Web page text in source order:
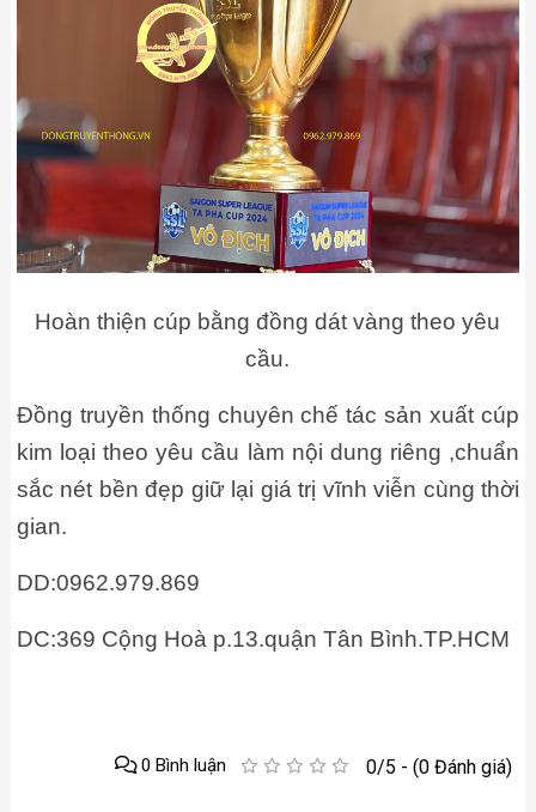
Hoàn thiện cúp bằng đồng dát vàng theo yêu
cầu.
Đồng truyền thống chuyên chế tác sản xuất cúp
kim loại theo yêu cầu làm nội dung riêng ,chuẩn
sắc nét bền đẹp giữ lại giá trị vĩnh viễn cùng thời
gian.
DD:0962.979.869
DC:369 Cộng Hoà p.13.quận Tân Bình.TP.HCM
0/5 - (0 Đánh giá)
0 Bình luận